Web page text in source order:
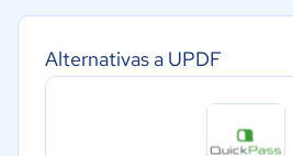
Alternativas a UPDF